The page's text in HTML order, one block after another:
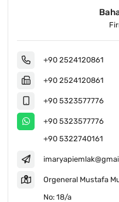
+90 2524120861
+90 2524120861
+90 5323577776
+90 5323577776
+90 5322740161
Orgeneral Mustafa
No: 18/a